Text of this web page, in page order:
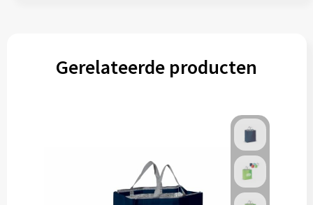
Gerelateerde producten